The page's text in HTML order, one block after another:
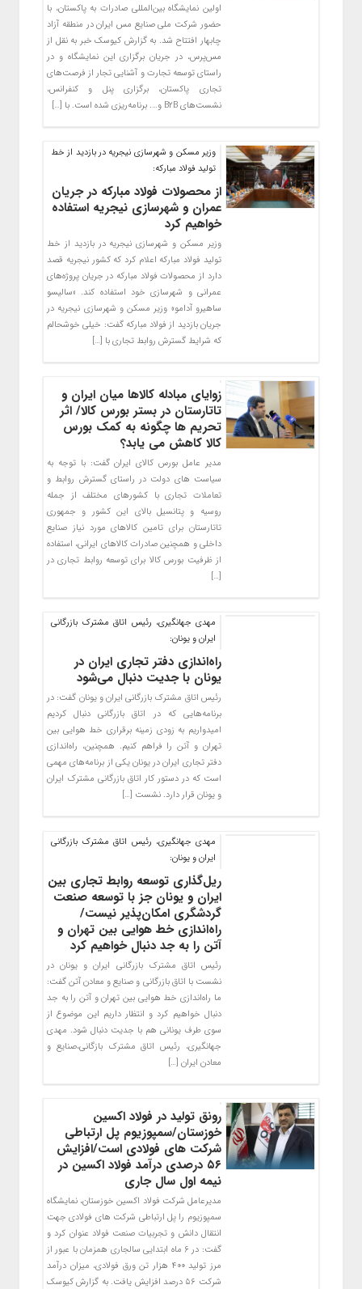
اولین نمایشگاه بین‌المللی صادرات به پاکستان، با
حضور شرکت ملی صنایع مس ایران در منطقه آزاد
چابهار افتتاح شد. به گزارش کیوسک خبر به نقل از
مس‌پرس، در جریان برگزاری این نمایشگاه و در
راستای توسعه تجارت و آشنایی تجار از فرصت‌های
تجاری پاکستان، برگزاری پنل و کنفرانس،
نشست‌های B2B و…. برنامه‌ریزی شده است. با […]
وزیر مسکن و شهرسازی نیجریه در بازدید از خط
تولید فولاد مبارکه:
از محصولات فولاد مبارکه در جریان
عمران و شهرسازی نیجریه استفاده
خواهیم کرد
وزیر مسکن و شهرسازی نیجریه در بازدید از خط
تولید فولاد مبارکه اعلام کرد که کشور نیجریه قصد
دارد از محصولات فولاد مبارکه در جریان پروژه‌های
عمرانی و شهرسازی خود استفاده کند. «سالیسو
ساهیرو آدامو» وزیر مسکن و شهرسازی نیجریه در
جریان بازدید از فولاد مبارکه گفت: خیلی خوشحالم
که شرایط گسترش روابط تجاری با […]
زوایای مبادله کالاها میان ایران و
تاتارستان در بستر بورس کالا/ اثر
تحریم ها چگونه به کمک بورس
کالا کاهش می یابد؟
مدیر عامل بورس کالای ایران گفت: با توجه به
سیاست های دولت در راستای گسترش روابط و
تعاملات تجاری با کشورهای مختلف از جمله
روسیه و پتانسیل بالای این کشور و جمهوری
تاتارستان برای تامین کالاهای مورد نیاز صنایع
داخلی و همچنین صادرات کالاهای ایرانی، استفاده
از ظرفیت بورس کالا برای توسعه روابط تجاری در
[…]
مهدی جهانگیری، رئیس اتاق مشترک بازرگانی
ایران و یونان:
راه‌اندازی ‌دفتر تجاری ایران در
یونان با جدیت دنبال می‌شود
رئیس اتاق مشترک بازرگانی ایران و یونان گفت: در
برنامه‌هایی که در اتاق بازرگانی دنبال کردیم
امیدواریم به زودی زمینه برقراری خط هوایی بین
تهران و آتن را فراهم کنیم. همچنین، راه‌اندازی
دفتر تجاری ایران در یونان یکی از برنامه‌های مهمی
است که در دستور کار اتاق بازرگانی مشترک ایران
و یونان قرار دارد. نشست […]
مهدی جهانگیری، رئیس اتاق مشترک بازرگانی
ایران و یونان:
ریل‌گذاری توسعه روابط تجاری بین
ایران و یونان جز با توسعه صنعت
گردشگری امکان‌پذیر نیست/
راه‌اندازی خط هوایی بین تهران و
آتن را به جد دنبال خواهیم کرد
رئیس اتاق مشترک بازرگانی ایران و یونان در
نشست با اتاق بازرگانی و صنایع و معادن آتن گفت:
ما راه‌اندازی خط هوایی بین تهران و آتن را به جد
دنبال خواهیم کرد و انتظار داریم این موضوع از
سوی طرف یونانی هم با جدیت دنبال شود. مهدی
جهانگیری، رئیس اتاق مشترک بازگانی،صنایع و
معادن ایران […]
رونق تولید در فولاد اکسین
خوزستان/سمپوزیوم پل ارتباطی
شرکت های فولادی است/افزایش
۵۶ درصدی درآمد فولاد اکسین در
نیمه اول سال جاری
مدیرعامل شرکت فولاد اکسین خوزستان، نمایشگاه
سمپوزیوم را پل ارتباطی شرکت های فولادی جهت
انتقال دانش و تجربیات صنعت فولاد عنوان کرد و
گفت: در ۶ ماه ابتدایی سالجاری همزمان با عبور از
مرز تولید ۴٠٠ هزار تن ورق فولادی، میزان درآمد
شرکت ۵۶ درصد افزایش یافت. به گزارش کیوسک